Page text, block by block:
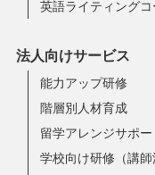
英語ライティングコ
法人向けサービス
能力アップ研修
階層別人材育成
留学アレンジサポー
学校向け研修（講師